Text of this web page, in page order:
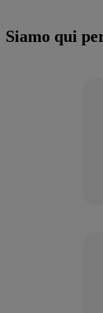
Siamo qui
per tali
specifico